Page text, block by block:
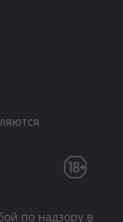
по надзору в